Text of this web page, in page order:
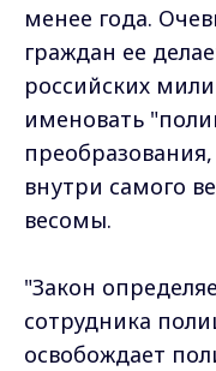
менее года.
граждан ее
российских
именовать
внутри самого
весомы.
"Закон
сотрудника
освобождает